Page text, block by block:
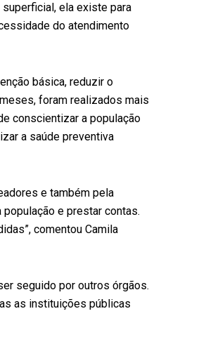
superficial, ela existe para
do atendimento
básica, reduzir o
foram realizados mais
conscientizar a população
a saúde preventiva
e também pela
população e prestar contas.
comentou Camila
seguido por outros órgãos.
as instituições públicas